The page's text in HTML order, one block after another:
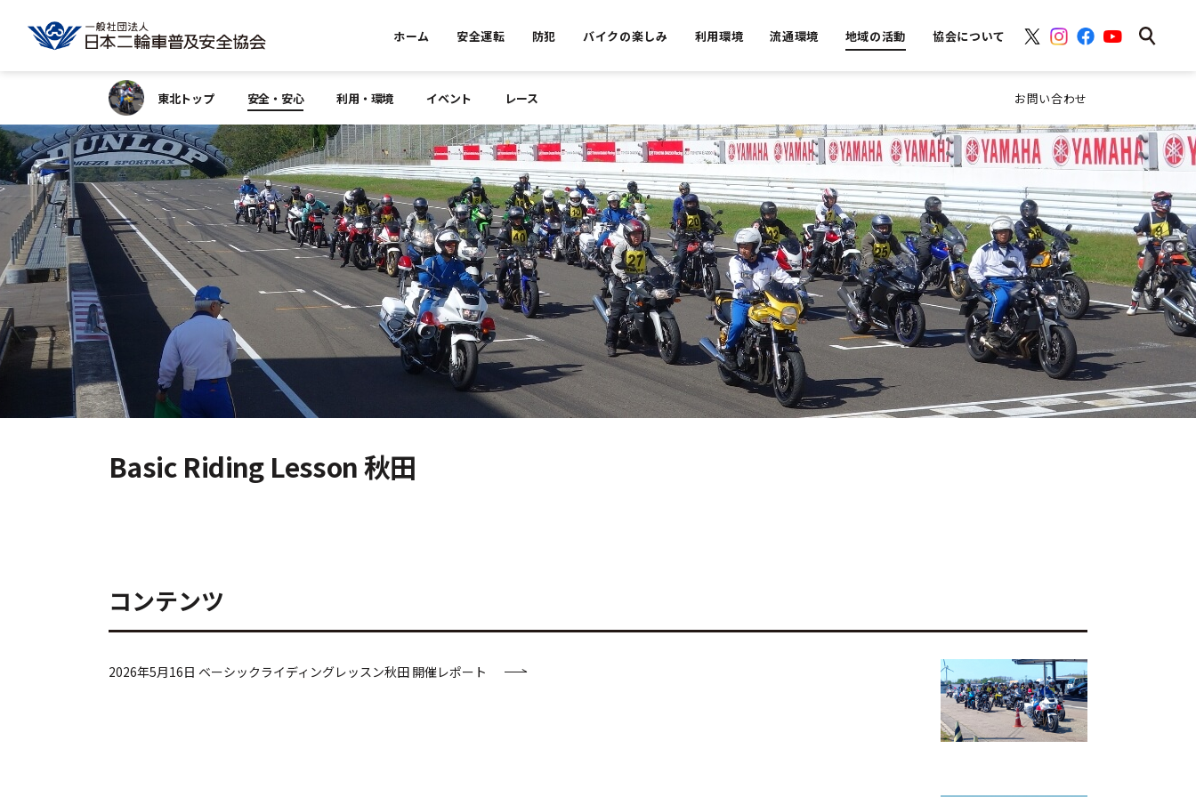
ホーム 安全運転 防犯 バイクの楽しみ 利用環境 流通環境 地域の活動 協会について
東北トップ 安全・安心 利用・環境 イベント レース お問い合わせ
Basic Riding Lesson 秋田
コンテンツ
2026年5月16日 ベーシックライディングレッスン秋田 開催レポート